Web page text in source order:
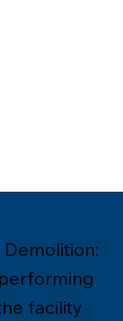
facility